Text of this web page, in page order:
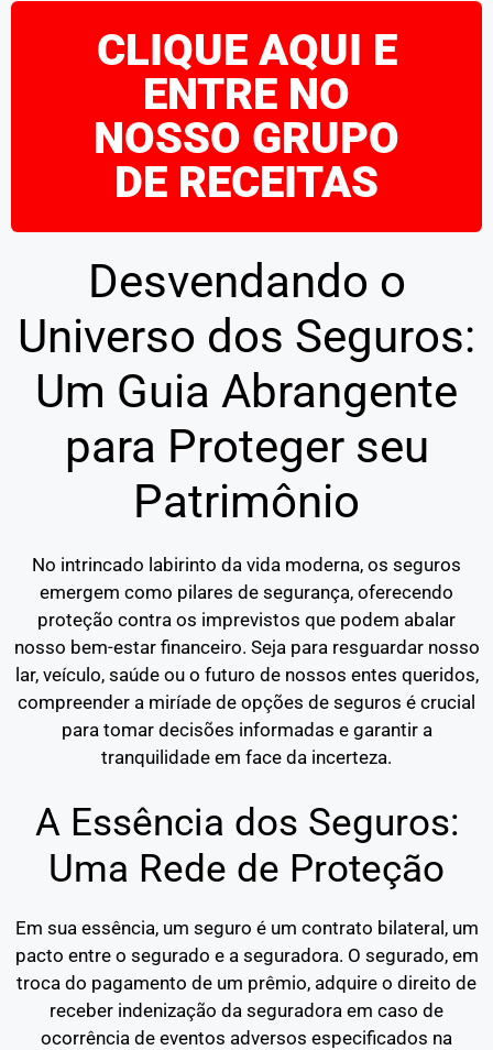
CLIQUE AQUI E
ENTRE NO
NOSSO GRUPO
DE RECEITAS
Desvendando o
Universo dos Seguros:
Um Guia Abrangente
para Proteger seu
Patrimônio
No intrincado labirinto da vida moderna, os seguros
emergem como pilares de segurança, oferecendo
proteção contra os imprevistos que podem abalar
nosso bem-estar financeiro. Seja para resguardar nosso
lar, veículo, saúde ou o futuro de nossos entes queridos,
compreender a miríade de opções de seguros é crucial
para tomar decisões informadas e garantir a
tranquilidade em face da incerteza.
A Essência dos Seguros:
Uma Rede de Proteção
Em sua essência, um seguro é um contrato bilateral, um
pacto entre o segurado e a seguradora. O segurado, em
troca do pagamento de um prêmio, adquire o direito de
receber indenização da seguradora em caso de
ocorrência de eventos adversos especificados na